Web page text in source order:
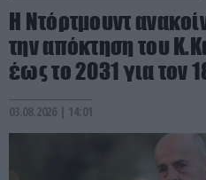
Η Ντόρτμουντ
την απόκτηση του
έως το 2031 για τον
03.08.2026 | 14:01